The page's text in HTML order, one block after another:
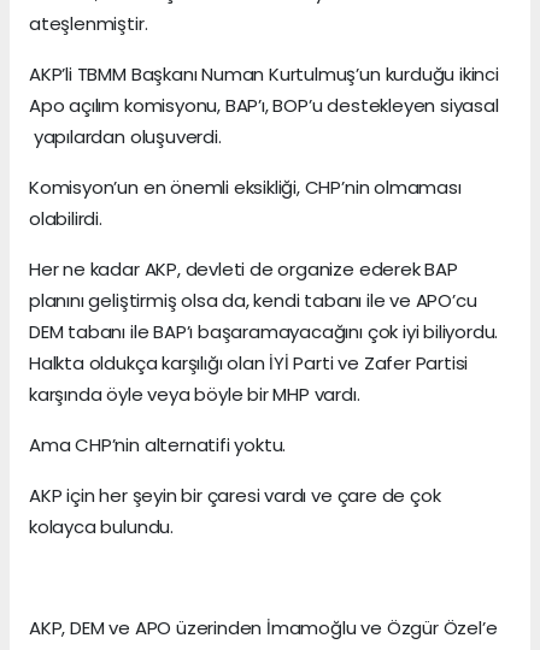
ateşlenmiştir.
AKP’li TBMM Başkanı Numan Kurtulmuş’un kurduğu ikinci
Apo açılım komisyonu, BAP’ı, BOP’u destekleyen siyasal
yapılardan oluşuverdi.
Komisyon’un en önemli eksikliği, CHP’nin olmaması
olabilirdi.
Her ne kadar AKP, devleti de organize ederek BAP
planını geliştirmiş olsa da, kendi tabanı ile ve APO’cu
DEM tabanı ile BAP’ı başaramayacağını çok iyi biliyordu.
Halkta oldukça karşılığı olan İYİ Parti ve Zafer Partisi
karşında öyle veya böyle bir MHP vardı.
Ama CHP’nin alternatifi yoktu.
AKP için her şeyin bir çaresi vardı ve çare de çok
kolayca bulundu.
AKP, DEM ve APO üzerinden İmamoğlu ve Özgür Özel’e